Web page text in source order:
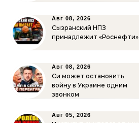
Авг 08, 2026
Сызранский НПЗ
принадлежит «Роснефти»
Авг 08, 2026
Си может остановить
войну в Украине одним
звонком
Авг 05, 2026